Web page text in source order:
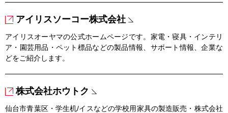
アイリスソーコー株式会社
アイリスオーヤマの公式ホームページです。家電・寝具・インテリ
ア・園芸用品・ペット標品などの製品情報、サポート情報、企業な
どをご紹介します。
株式会社ホウトク
仙台市青葉区・学生机/イスなどの学校用家具の製造販売・株式会社